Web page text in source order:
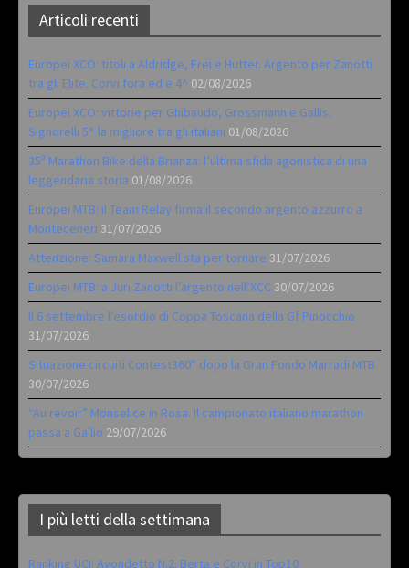
Articoli recenti
Europei XCO: titoli a Aldridge, Frei e Hutter. Argento per Zanotti
tra gli Elite. Corvi fora ed è 4^ 02/08/2026
Europei XCO: vittorie per Ghibaudo, Grossmann e Gallis.
Signorelli 5^ la migliore tra gli italiani 01/08/2026
35ª Marathon Bike della Brianza: l’ultima sfida agonistica di una
leggendaria storia 01/08/2026
Europei MTB: il Team Relay firma il secondo argento azzurro a
Monteceneri 31/07/2026
Attenzione: Samara Maxwell sta per tornare 31/07/2026
Europei MTB: a Juri Zanotti l’argento nell’XCC 30/07/2026
Il 6 settembre l’esordio di Coppa Toscana della Gf Pinocchio
31/07/2026
Situazione circuiti Contest360° dopo la Gran Fondo Marradi MTB
30/07/2026
“Au revoir” Monselice in Rosa. Il campionato italiano marathon
passa a Gallio 29/07/2026
I più letti della settimana
Ranking UCI: Avondetto N.2. Berta e Corvi in Top10